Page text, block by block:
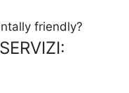
friendly?